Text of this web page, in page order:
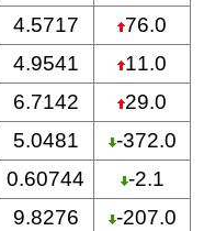
4.5717
76.0
4.9541
11.0
6.7142
29.0
5.0481
-372.0
0.60744
-2.1
9.8276
-207.0